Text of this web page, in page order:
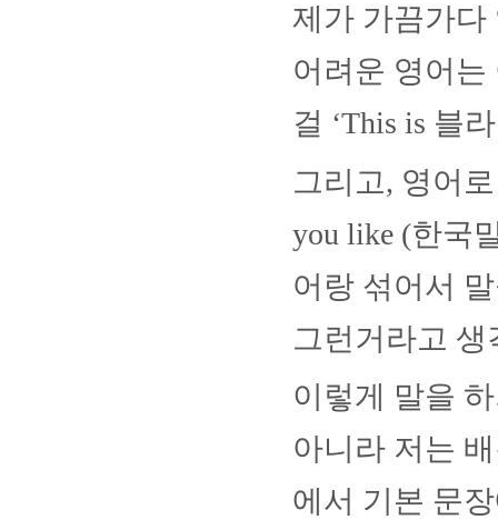
제가 가끔가다
어려운 영어
걸 ‘This is 블
그리고, 영어
you like (한국
어랑 섞어서
그런거라고 생
이렇게 말을
아니라 저는
에서 기본 문